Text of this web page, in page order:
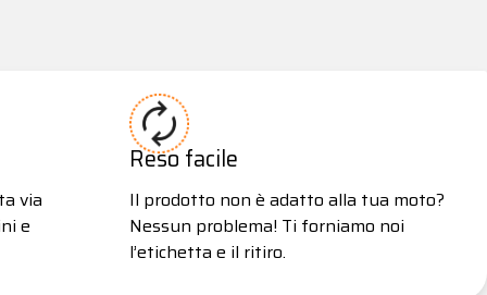
via
e
Reso facile
Il prodotto non è adatto alla tua moto?
Nessun problema! Ti forniamo noi
l’etichetta e il ritiro.